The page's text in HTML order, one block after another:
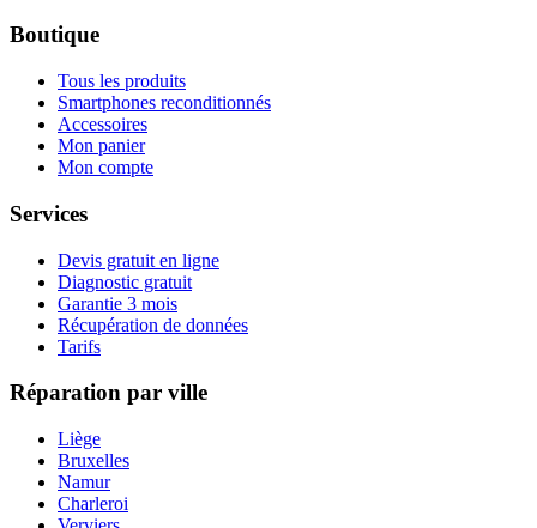
Boutique
Tous les produits
Smartphones reconditionnés
Accessoires
Mon panier
Mon compte
Services
Devis gratuit en ligne
Diagnostic gratuit
Garantie 3 mois
Récupération de données
Tarifs
Réparation par ville
Liège
Bruxelles
Namur
Charleroi